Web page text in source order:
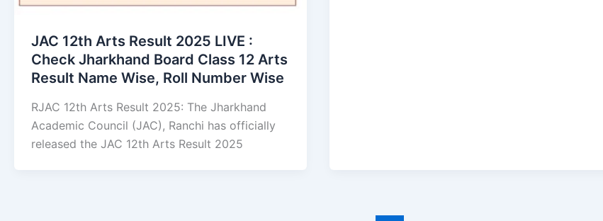
JAC 12th Arts Result 2025 LIVE :
Check Jharkhand Board Class 12 Arts
Result Name Wise, Roll Number Wise
RJAC 12th Arts Result 2025: The Jharkhand
Academic Council (JAC), Ranchi has officially
released the JAC 12th Arts Result 2025